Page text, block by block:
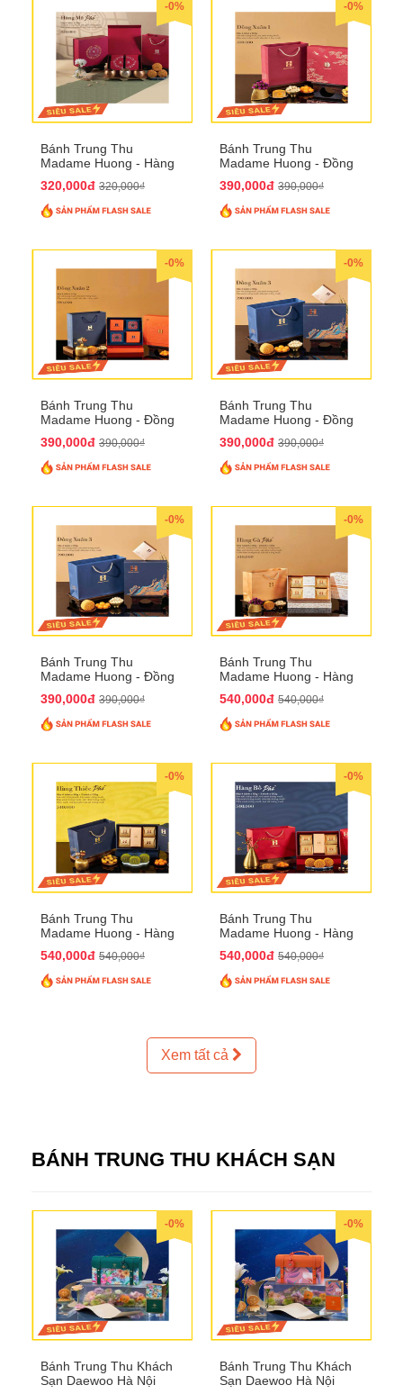
-0%
Bánh Trung Thu
Madame Huong - Hàng
320,000đ 320,000₫
-0%
Bánh Trung Thu
Madame Huong - Đồng
390,000đ 390,000₫
-0%
Bánh Trung Thu
Madame Huong - Đồng
390,000đ 390,000₫
-0%
Bánh Trung Thu
Madame Huong - Đồng
390,000đ 390,000₫
-0%
Bánh Trung Thu
Madame Huong - Đồng
390,000đ 390,000₫
-0%
Bánh Trung Thu
Madame Huong - Hàng
540,000đ 540,000₫
-0%
Bánh Trung Thu
Madame Huong - Hàng
540,000đ 540,000₫
-0%
Bánh Trung Thu
Madame Huong - Hàng
540,000đ 540,000₫
Xem tất cả
BÁNH TRUNG THU KHÁCH SẠN
-0%
Bánh Trung Thu Khách
Sạn Daewoo Hà Nội
-0%
Bánh Trung Thu Khách
Sạn Daewoo Hà Nội